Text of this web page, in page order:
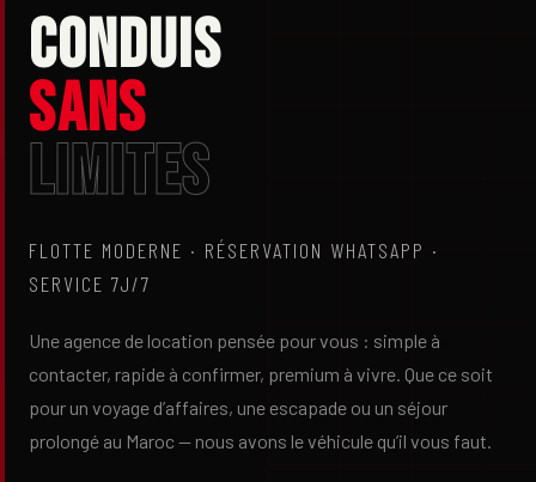
CONDUIS
SANS
LIMITES
FLOTTE MODERNE · RÉSERVATION WHATSAPP ·
SERVICE 7J/7
Une agence de location pensée pour vous : simple à
contacter, rapide à confirmer, premium à vivre. Que ce soit
pour un voyage d’affaires, une escapade ou un séjour
prolongé au Maroc — nous avons le véhicule qu’il vous faut.